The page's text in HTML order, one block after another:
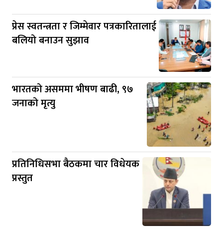
प्रेस स्वतन्त्रता र जिम्मेवार पत्रकारितालाई
बलियो बनाउन सुझाव
भारतको असममा भीषण बाढी, ९७
जनाको मृत्यु
प्रतिनिधिसभा बैठकमा चार विधेयक
प्रस्तुत